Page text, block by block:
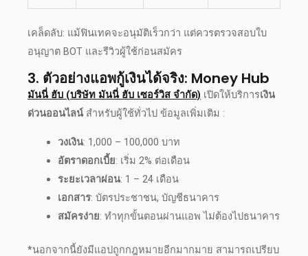
เคล็ดลับ: แม้ฟินเทคจะอนุมัติเร็วกว่า แต่ควรตรวจสอบใบ
อนุญาต BOT และรีวิวผู้ใช้ก่อนสมัคร
3. ตัวอย่างแอพกู้เงินได้จริง: Money Hub
มันนี่ ฮับ (บริษัท มันนี่ ฮับ เซอร์วิส จำกัด) เปิดให้บริการเงิน
ด่วนออนไลน์ สำหรับผู้ใช้ทั่วไป ข้อมูลเพิ่มเติม :
วงเงิน: 1,000 – 100,000 บาท
อัตราดอกเบี้ย: เริ่ม 2% ต่อเดือน
ระยะเวลาผ่อน: 1 – 24 เดือน
เอกสาร: บัตรประชาชน, บัญชีธนาคาร
สมัครง่าย: ทำทุกขั้นตอนผ่านแอพ ไม่ต้องไปธนาคาร
*นอกจากนี้ยังมีแอปถูกกฎหมายอีกมากมาย สามารถเปรียบ